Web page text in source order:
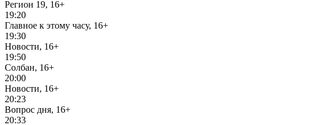
Регион 19, 16+
19:20
Главное к этому часу, 16+
19:30
Новости, 16+
19:50
Солбан, 16+
20:00
Новости, 16+
20:23
Вопрос дня, 16+
20:33